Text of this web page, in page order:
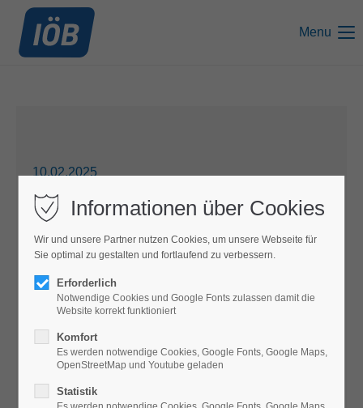
Menu
10.02.2025
Anmeldung zum bundesweiten Tag
der ökonomischen Bildung ab
sofort freigeschaltet
Informationen über Cookies
Wir und unsere Partner nutzen Cookies, um unsere Webseite für
Sie optimal zu gestalten und fortlaufend zu verbessern.
Erforderlich
Notwendige Cookies und Google Fonts zulassen damit die
Website korrekt funktioniert
Komfort
Es werden notwendige Cookies, Google Fonts, Google Maps,
OpenStreetMap und Youtube geladen
Statistik